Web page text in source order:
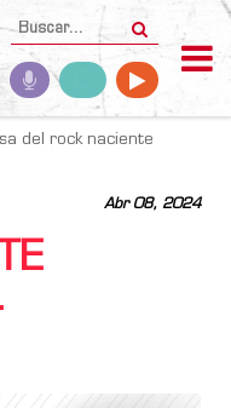
del rock naciente
Abr 08, 2024